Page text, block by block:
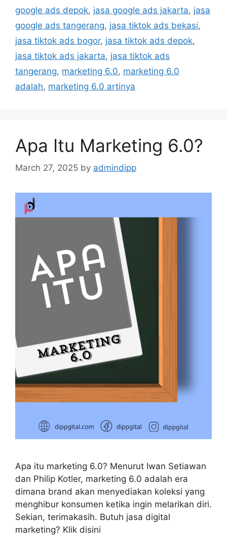
google ads depok, jasa google ads jakarta, jasa
google ads tangerang, jasa tiktok ads bekasi,
jasa tiktok ads bogor, jasa tiktok ads depok,
jasa tiktok ads jakarta, jasa tiktok ads
tangerang, marketing 6.0, marketing 6.0
adalah, marketing 6.0 artinya
Apa Itu Marketing 6.0?
March 27, 2025 by admindipp
Apa itu marketing 6.0? Menurut Iwan Setiawan
dan Philip Kotler, marketing 6.0 adalah era
dimana brand akan menyediakan koleksi yang
menghibur konsumen ketika ingin melarikan diri.
Sekian, terimakasih. Butuh jasa digital
marketing? Klik disini